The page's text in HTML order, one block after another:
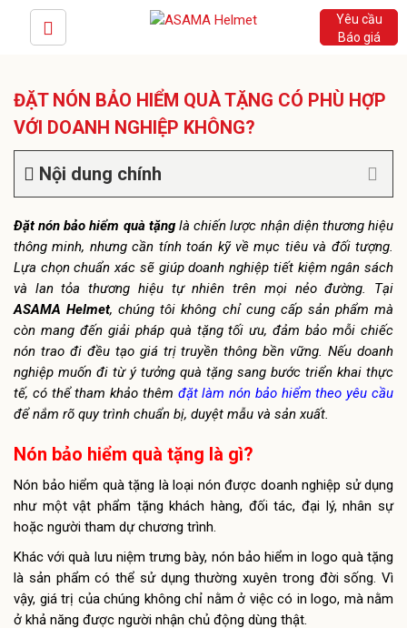
Yêu cầu
Báo giá
ĐẶT NÓN BẢO HIỂM QUÀ TẶNG CÓ PHÙ HỢP
VỚI DOANH NGHIỆP KHÔNG?
Nội dung chính
Đặt nón bảo hiểm quà tặnglà chiến lược nhận diện thương hiệu
thông minh, nhưng cần tính toán kỹ về mục tiêu và đối tượng.
Lựa chọn chuẩn xác sẽ giúp doanh nghiệp tiết kiệm ngân sách
và lan tỏa thương hiệu tự nhiên trên mọi nẻo đường. Tại
ASAMA Helmet, chúng tôi không chỉ cung cấp sản phẩm mà
còn mang đến giải pháp quà tặng tối ưu, đảm bảo mỗi chiếc
nón trao đi đều tạo giá trị truyền thông bền vững.Nếu doanh
nghiệp muốn đi từ ý tưởng quà tặng sang bước triển khai thực
tế, có thể tham khảo thêm đặt làm nón bảo hiểm theo yêu cầu
để nắm rõ quy trình chuẩn bị, duyệt mẫu và sản xuất.
Nón bảo hiểm quà tặng là gì?
Nón bảo hiểm quà tặng là loại nón được doanh nghiệp sử dụng
như một vật phẩm tặng khách hàng, đối tác, đại lý, nhân sự
hoặc người tham dự chương trình.
Khác với quà lưu niệm trưng bày, nón bảo hiểm in logo quà tặng
là sản phẩm có thể sử dụng thường xuyên trong đời sống. Vì
vậy, giá trị của chúng không chỉ nằm ở việc có in logo, mà nằm
ở khả năng được người nhận chủ động dùng thật.